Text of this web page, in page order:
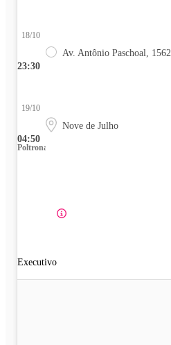
23:30
18/10
Av. Antônio Paschoal, 1562
04:50
19/10
Nove de Julho
Poltrona
Executivo